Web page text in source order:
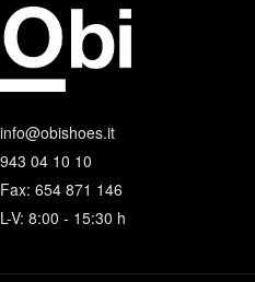
info@obishoes.it
943 04 10 10
Fax: 654 871 146
L-V: 8:00 - 15:30 h